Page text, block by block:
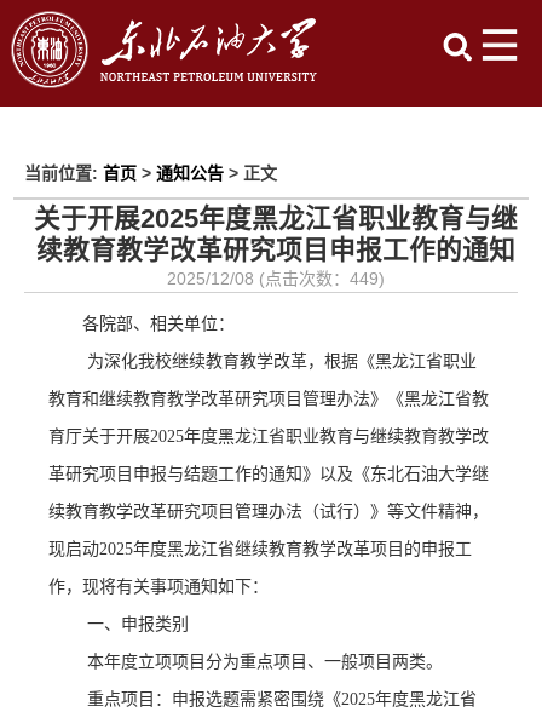
当前位置: 首页> 通知公告> 正文
关于开展2025年度黑龙江省职业教育与继
续教育教学改革研究项目申报工作的通知
2025/12/08 (点击次数：449)
各院部、相关单位：
为深化我校继续教育教学改革，根据《黑龙江省职业
教育和继续教育教学改革研究项目管理办法》《黑龙江省教
育厅关于开展2025年度黑龙江省职业教育与继续教育教学改
革研究项目申报与结题工作的通知》以及《东北石油大学继
续教育教学改革研究项目管理办法（试行）》等文件精神，
现启动2025年度黑龙江省继续教育教学改革项目的申报工
作，现将有关事项通知如下：
一、申报类别
本年度立项项目分为重点项目、一般项目两类。
重点项目： 申报选题需紧密围绕《2025年度黑龙江省